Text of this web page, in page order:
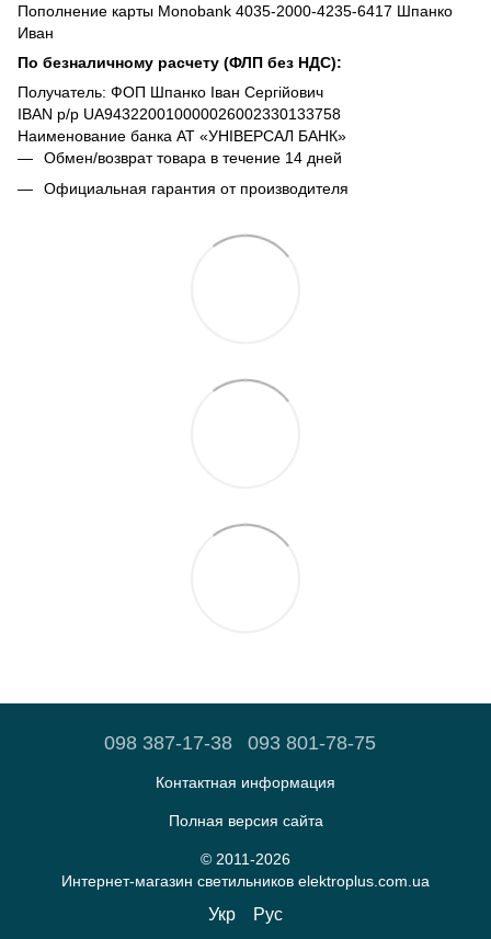
Пополнение карты Monobank 4035-2000-4235-6417 Шпанко
Иван
По безналичному расчету (ФЛП без НДС):
Получатель: ФОП Шпанко Іван Сергійович
IBAN р/р UA943220010000026002330133758
Наименование банка АТ «УНІВЕРСАЛ БАНК»
Обмен/возврат товара в течение 14 дней
Официальная гарантия от производителя
098 387-17-38 093 801-78-75
Контактная информация
Полная версия сайта
© 2011-2026
Интернет-магазин светильников elektroplus.com.ua
Укр Рус